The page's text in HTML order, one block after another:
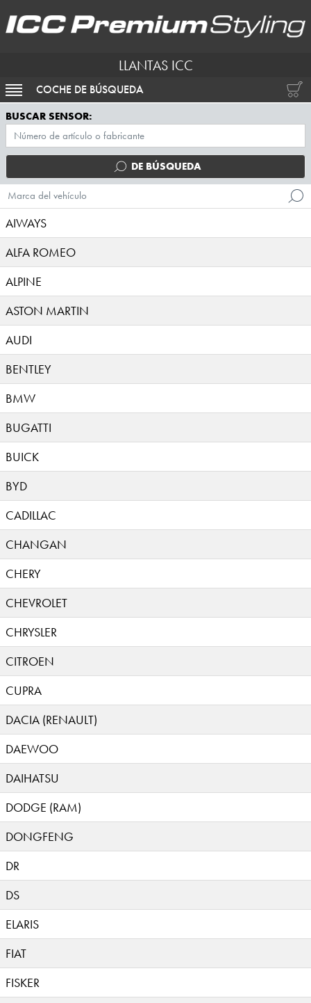
LLANTAS ICC
ACTIVAR NAVEGACIÓN
COCHE DE BÚSQUEDA
BUSCAR SENSOR:
DE BÚSQUEDA
Marca del vehículo
AIWAYS
ALFA ROMEO
ALPINE
ASTON MARTIN
AUDI
BENTLEY
BMW
BUGATTI
BUICK
BYD
CADILLAC
CHANGAN
CHERY
CHEVROLET
CHRYSLER
CITROEN
CUPRA
DACIA (RENAULT)
DAEWOO
DAIHATSU
DODGE (RAM)
DONGFENG
DR
DS
ELARIS
FIAT
FISKER